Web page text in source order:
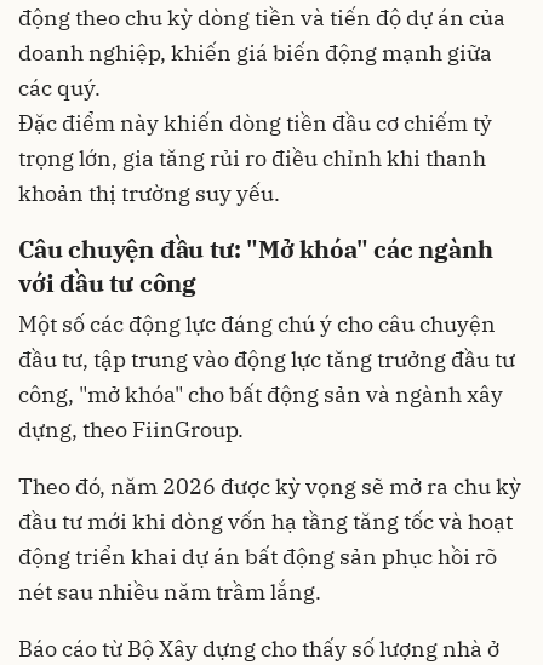
động theo chu kỳ dòng tiền và tiến độ dự án của
doanh nghiệp, khiến giá biến động mạnh giữa
các quý.
Đặc điểm này khiến dòng tiền đầu cơ chiếm tỷ
trọng lớn, gia tăng rủi ro điều chỉnh khi thanh
khoản thị trường suy yếu.
Câu chuyện đầu tư: "Mở khóa" các ngành
với đầu tư công
Một số các động lực đáng chú ý cho câu chuyện
đầu tư, tập trung vào động lực tăng trưởng đầu tư
công, "mở khóa" cho bất động sản và ngành xây
dựng, theo FiinGroup.
Theo đó, năm 2026 được kỳ vọng sẽ mở ra chu kỳ
đầu tư mới khi dòng vốn hạ tầng tăng tốc và hoạt
động triển khai dự án bất động sản phục hồi rõ
nét sau nhiều năm trầm lắng.
Báo cáo từ Bộ Xây dựng cho thấy số lượng nhà ở